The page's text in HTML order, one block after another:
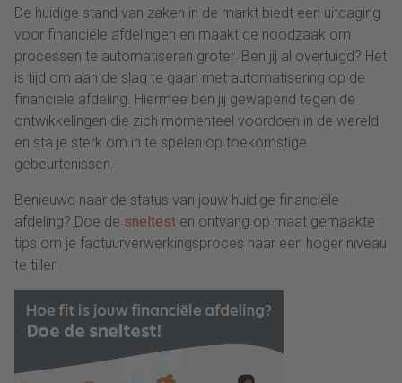
De huidige stand van zaken in de markt biedt een uitdaging
voor financiële afdelingen en maakt de noodzaak om
processen te automatiseren groter. Ben jij al overtuigd? Het
is tijd om aan de slag te gaan met automatisering op de
financiële afdeling. Hiermee ben jij gewapend tegen de
ontwikkelingen die zich momenteel voordoen in de wereld
en sta je sterk om in te spelen op toekomstige
gebeurtenissen.
Benieuwd naar de status van jouw huidige financiële
afdeling? Doe de sneltest en ontvang op maat gemaakte
tips om je factuurverwerkingsproces naar een hoger niveau
te tillen.